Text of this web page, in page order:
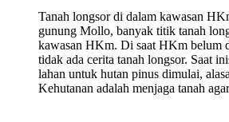
Tanah longsor di dalam kawasan
gunung Mollo, banyak titik tanah
kawasan HKm. Di saat HKm belum
tidak ada cerita tanah longsor. Saat
lahan untuk hutan pinus dimulai,
Kehutanan adalah menjaga tanah